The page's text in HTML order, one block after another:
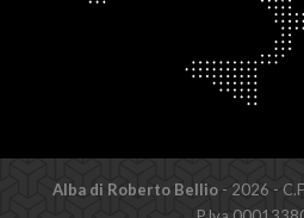
Alba di Roberto Bellio - 2026 -